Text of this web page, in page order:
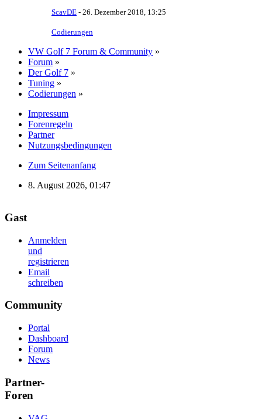
ScavDE - 26. Dezember 2018, 13:25
Codierungen
VW Golf 7 Forum & Community »
Forum »
Der Golf 7 »
Tuning »
Codierungen »
Impressum
Forenregeln
Partner
Nutzungsbedingungen
Zum Seitenanfang
8. August 2026, 01:47
Gast
Anmelden
und
registrieren
Email
schreiben
Community
Portal
Dashboard
Forum
News
Partner-
Foren